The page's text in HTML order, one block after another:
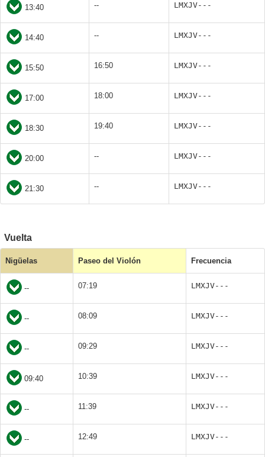
13:40 -- LMXJV---
14:40 -- LMXJV---
15:50 16:50 LMXJV---
17:00 18:00 LMXJV---
18:30 19:40 LMXJV---
20:00 -- LMXJV---
21:30 -- LMXJV---
Vuelta
Nigüelas Paseo del Violón Frecuencia
-- 07:19 LMXJV---
-- 08:09 LMXJV---
-- 09:29 LMXJV---
09:40 10:39 LMXJV---
-- 11:39 LMXJV---
-- 12:49 LMXJV---